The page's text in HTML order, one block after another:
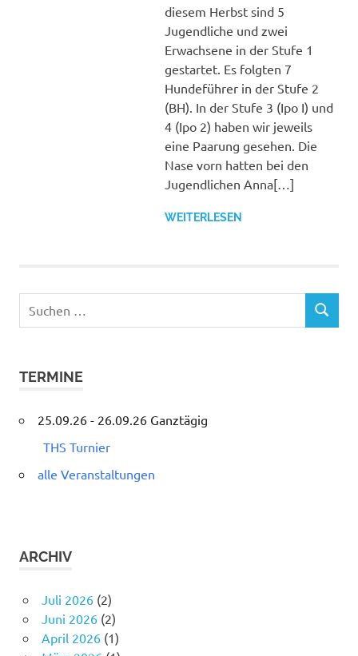
diesem Herbst sind 5
Jugendliche und zwei
Erwachsene in der Stufe 1
gestartet. Es folgten 7
Hundeführer in der Stufe 2
(BH). In der Stufe 3 (Ipo I) und
4 (Ipo 2) haben wir jeweils
eine Paarung gesehen. Die
Nase vorn hatten bei den
Jugendlichen Anna[…]
WEITERLESEN
nach:
SUCHEN
TERMINE
25.09.26 - 26.09.26 Ganztägig
THS Turnier
alle Veranstaltungen
ARCHIV
Juli 2026(2)
Juni 2026(2)
April 2026(1)